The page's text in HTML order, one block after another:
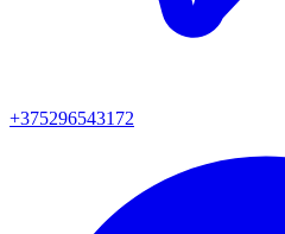
+375296543172